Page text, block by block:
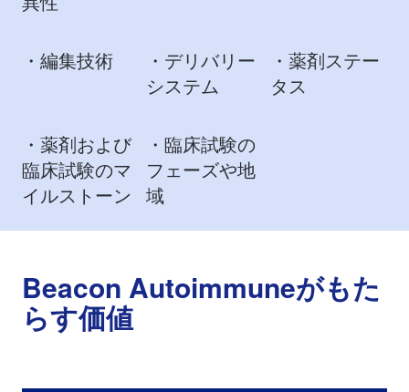
・編集技術
・デリバリー
システム
・薬剤ステー
タス
・薬剤および
臨床試験のマ
イルストーン
・臨床試験の
フェーズや地
域
Beacon Autoimmuneがもた
らす価値